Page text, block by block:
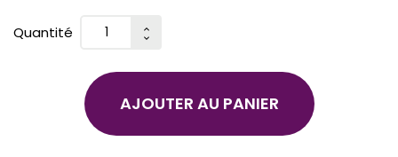
Quantité
AJOUTER AU PANIER